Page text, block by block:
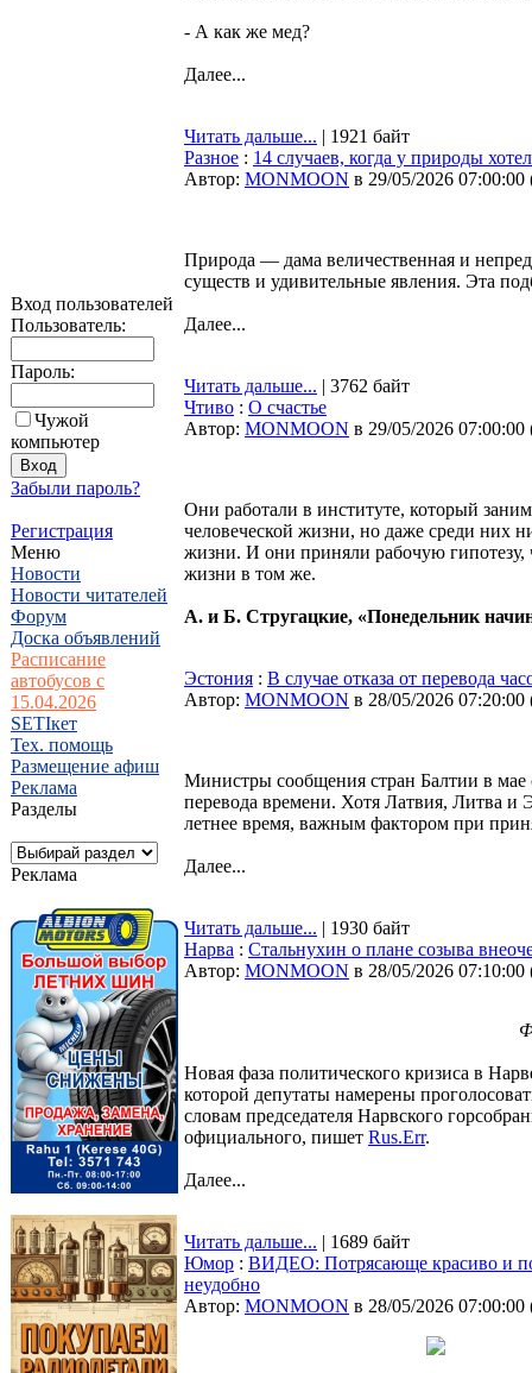
Вход пользователей
Пользователь:
Пароль:
Чужой
компьютер
Забыли пароль?
Регистрация
Меню
Новости
Новости читателей
Форум
Доска объявлений
Расписание
автобусов с
15.04.2026
SETIкет
Тех. помощь
Размещение афиш
Реклама
Разделы
Реклама
- А как же мед?
Далее...
Читать дальше... | 1921 байт
Разное : 14 случаев, когда у природы
Автор: MONMOON в 29/05/2026 07:00:00
Природа — дама величественная и
существ и удивительные явления. Эта
Далее...
Читать дальше... | 3762 байт
Чтиво : О счастье
Автор: MONMOON в 29/05/2026 07:00:00
Они работали в институте, который
человеческой жизни, но даже среди них
жизни. И они приняли рабочую гипотезу,
жизни в том же.
А. и Б. Стругацкие, «Понедельник
Эстония : В случае отказа от перевода
Автор: MONMOON в 28/05/2026 07:20:00
Министры сообщения стран Балтии в мае
перевода времени. Хотя Латвия, Литва и
летнее время, важным фактором при
Далее...
Читать дальше... | 1930 байт
Нарва : Стальнухин о плане созыва
Автор: MONMOON в 28/05/2026 07:10:00
Новая фаза политического кризиса в
которой депутаты намерены
словам председателя Нарвского
официального, пишет Rus.Err.
Далее...
Читать дальше... | 1689 байт
Юмор : ВИДЕО: Потрясающе красиво и
неудобно
Автор: MONMOON в 28/05/2026 07:00:00